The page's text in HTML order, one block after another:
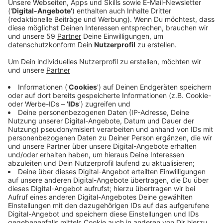
Veröffentlicht:Montag, 02.09.2024 00:00
Anzeige
Laura Potting
Von Null auf Potting: "Weniger arbeiten"